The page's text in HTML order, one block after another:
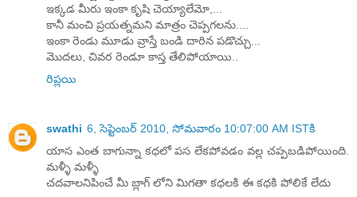
ఇక్కడ మీరు ఇంకా కృషి చెయ్యాలేమో,...
కానీ మంచి ప్రయత్నమని మాత్రం చెప్పగలను....
ఇంకా రెండు మూడు వ్రాస్తే బండి దారిన పడొచ్చు...
మొదలు, చివర రెండూ కాస్త తేలిపోయాయి..
రిప్లయి
swathi 6, సెప్టెంబర్ 2010, సోమవారం 10:07:00 AM ISTకి
యాస ఎంత బాగున్నా కధలో పస లేకపోవడం వల్ల చప్పబడిపోయింది.
మళ్ళీ మళ్ళీ
చదవాలనిపించే మీ బ్లాగ్ లోని మిగతా కధలకి ఈ కధకి పోలికే లేదు